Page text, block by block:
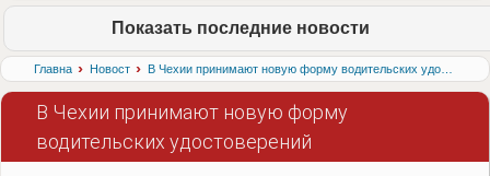
Показать последние новости
Главная› Новости›
В Чехии принимают новую форму
водительских удостоверений